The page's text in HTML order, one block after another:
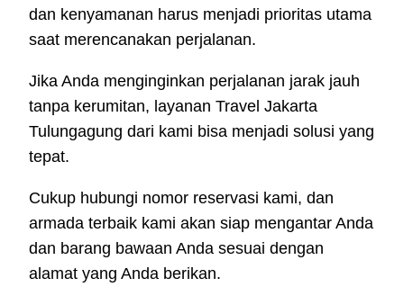
dan kenyamanan harus menjadi prioritas utama
saat merencanakan perjalanan.
Jika Anda menginginkan perjalanan jarak jauh
tanpa kerumitan, layanan Travel Jakarta
Tulungagung dari kami bisa menjadi solusi yang
tepat.
Cukup hubungi nomor reservasi kami, dan
armada terbaik kami akan siap mengantar Anda
dan barang bawaan Anda sesuai dengan
alamat yang Anda berikan.